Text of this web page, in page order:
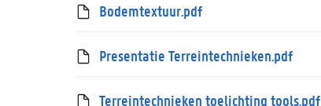
Bodemtextuur.pdf
Presentatie Terreintechnieken.pdf
Terreintechnieken toelichting tools.pdf